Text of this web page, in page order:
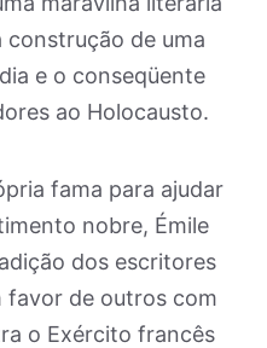
construção de uma
e o conseqüente
ao Holocausto.
fama para ajudar
nobre, Émile
dos escritores
favor de outros com
o Exército francês